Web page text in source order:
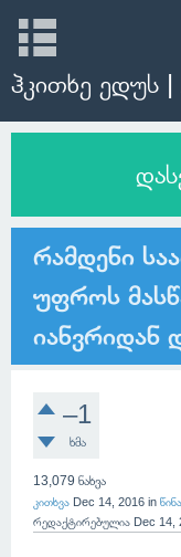
ჰკითხე ედუს
რამდენი
უფროს
იანვრიდან
–1
ხმა
13,079 ნახვა
კითხვა Dec 14, 2016 in
რედაქტირებულია Dec 14,